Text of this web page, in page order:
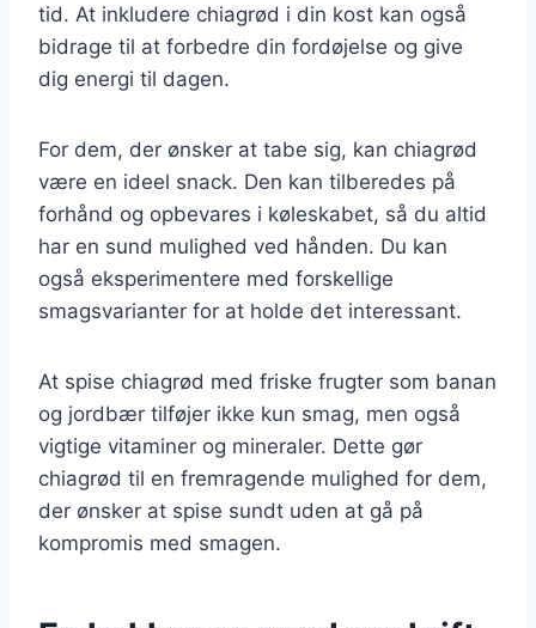
tid. At inkludere chiagrød i din kost kan også
bidrage til at forbedre din fordøjelse og give
dig energi til dagen.
For dem, der ønsker at tabe sig, kan chiagrød
være en ideel snack. Den kan tilberedes på
forhånd og opbevares i køleskabet, så du altid
har en sund mulighed ved hånden. Du kan
også eksperimentere med forskellige
smagsvarianter for at holde det interessant.
At spise chiagrød med friske frugter som banan
og jordbær tilføjer ikke kun smag, men også
vigtige vitaminer og mineraler. Dette gør
chiagrød til en fremragende mulighed for dem,
der ønsker at spise sundt uden at gå på
kompromis med smagen.